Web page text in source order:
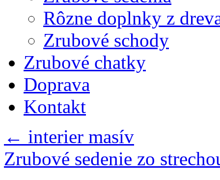
Rôzne doplnky z
Zrubové schody
Zrubové chatky
Doprava
Kontakt
← interier masív
Zrubové sedenie zo